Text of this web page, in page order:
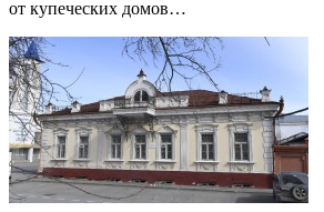
от купеческих домов…